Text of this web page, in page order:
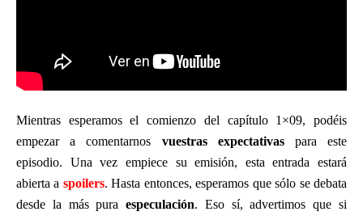
Mientras esperamos el comienzo del capítulo 1×09, podéis
empezar a comentarnos vuestras expectativaspara este
episodio. Una vez empiece su emisión, esta entrada estará
abierta a spoilers. Hasta entonces, esperamos que sólo se debata
desde la más puraespeculación. Eso sí, advertimos que si